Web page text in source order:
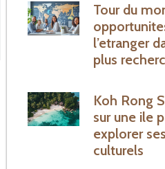
Tour du
l’etranger
plus
Koh Rong
sur une ile
explorer
culturels